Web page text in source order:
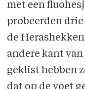
met een
probeerden
de
andere kant
geklist hebben